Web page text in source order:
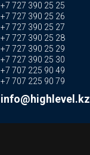
+7 727 390 25 25
+7 727 390 25 26
+7 727 390 25 27
+7 727 390 25 28
+7 727 390 25 29
+7 727 390 25 30
+7 707 225 90 49
+7 707 225 90 79
info@highlevel.kz